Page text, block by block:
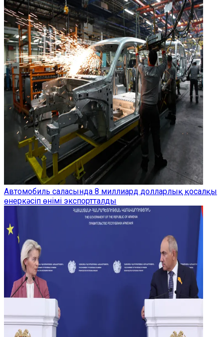
Автомобиль саласында 8 миллиард долларлық қосалқы
өнеркәсіп өнімі экспортталды